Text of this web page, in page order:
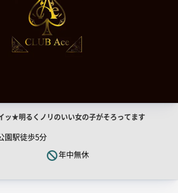
ッ★明るくノリのいい女の子がそろってます
園駅徒歩5分
年中無休